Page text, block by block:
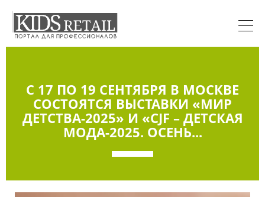
С 17 ПО 19 СЕНТЯБРЯ В МОСКВЕ
СОСТОЯТСЯ ВЫСТАВКИ «МИР
ДЕТСТВА-2025» И «CJF – ДЕТСКАЯ
МОДА-2025. ОСЕНЬ...